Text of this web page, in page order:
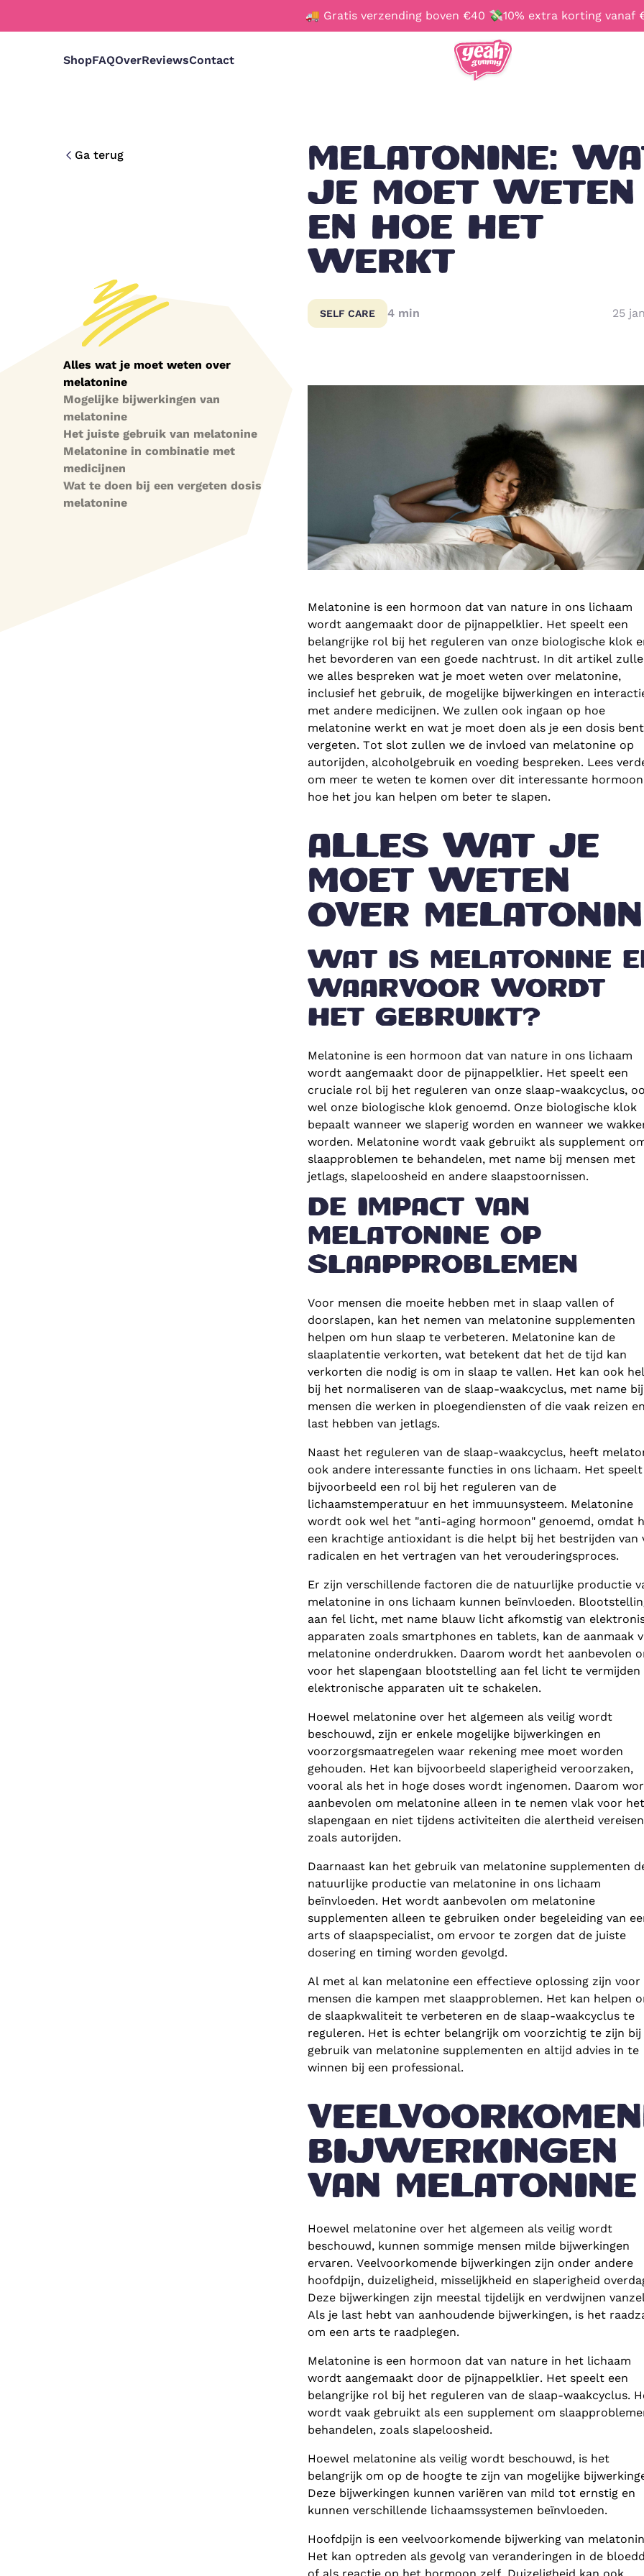
🚚 Gratis verzending boven €40 💸10% extra korting vanaf
ShopFAQOverReviewsContact
Ga terug
MELATONINE:
JE MOET WETEN
EN HOE HET
WERKT
SELF CARE 4 min 25
Alles wat je moet weten over
melatonine
Mogelijke bijwerkingen van
melatonine
Het juiste gebruik van melatonine
Melatonine in combinatie met
medicijnen
Wat te doen bij een vergeten dosis
melatonine
Melatonine is een hormoon dat van nature in ons lichaam
wordt aangemaakt door de pijnappelklier. Het speelt een
belangrijke rol bij het reguleren van onze biologische klok
het bevorderen van een goede nachtrust. In dit artikel
we alles bespreken wat je moet weten over melatonine,
inclusief het gebruik, de mogelijke bijwerkingen en
met andere medicijnen. We zullen ook ingaan op hoe
melatonine werkt en wat je moet doen als je een dosis bent
vergeten. Tot slot zullen we de invloed van melatonine op
autorijden, alcoholgebruik en voeding bespreken. Lees
om meer te weten te komen over dit interessante
hoe het jou kan helpen om beter te slapen.
ALLES WAT JE
MOET WETEN
OVER
WAT IS MELATONINE
WAARVOOR WORDT
HET GEBRUIKT?
Melatonine is een hormoon dat van nature in ons lichaam
wordt aangemaakt door de pijnappelklier. Het speelt een
cruciale rol bij het reguleren van onze slaap-waakcyclus,
wel onze biologische klok genoemd. Onze biologische klok
bepaalt wanneer we slaperig worden en wanneer we
worden. Melatonine wordt vaak gebruikt als supplement
slaapproblemen te behandelen, met name bij mensen met
jetlags, slapeloosheid en andere slaapstoornissen.
DE IMPACT VAN
MELATONINE OP
SLAAPPROBLEMEN
Voor mensen die moeite hebben met in slaap vallen of
doorslapen, kan het nemen van melatonine supplementen
helpen om hun slaap te verbeteren. Melatonine kan de
slaaplatentie verkorten, wat betekent dat het de tijd kan
verkorten die nodig is om in slaap te vallen. Het kan ook
bij het normaliseren van de slaap-waakcyclus, met name bij
mensen die werken in ploegendiensten of die vaak reizen en
last hebben van jetlags.
Naast het reguleren van de slaap-waakcyclus, heeft
ook andere interessante functies in ons lichaam. Het speelt
bijvoorbeeld een rol bij het reguleren van de
lichaamstemperatuur en het immuunsysteem. Melatonine
wordt ook wel het "anti-aging hormoon" genoemd, omdat
een krachtige antioxidant is die helpt bij het bestrijden van
radicalen en het vertragen van het verouderingsproces.
Er zijn verschillende factoren die de natuurlijke productie
melatonine in ons lichaam kunnen beïnvloeden.
aan fel licht, met name blauw licht afkomstig van
apparaten zoals smartphones en tablets, kan de aanmaak
melatonine onderdrukken. Daarom wordt het aanbevolen
voor het slapengaan blootstelling aan fel licht te vermijden
elektronische apparaten uit te schakelen.
Hoewel melatonine over het algemeen als veilig wordt
beschouwd, zijn er enkele mogelijke bijwerkingen en
voorzorgsmaatregelen waar rekening mee moet worden
gehouden. Het kan bijvoorbeeld slaperigheid veroorzaken,
vooral als het in hoge doses wordt ingenomen. Daarom
aanbevolen om melatonine alleen in te nemen vlak voor het
slapengaan en niet tijdens activiteiten die alertheid
zoals autorijden.
Daarnaast kan het gebruik van melatonine supplementen
natuurlijke productie van melatonine in ons lichaam
beïnvloeden. Het wordt aanbevolen om melatonine
supplementen alleen te gebruiken onder begeleiding van
arts of slaapspecialist, om ervoor te zorgen dat de juiste
dosering en timing worden gevolgd.
Al met al kan melatonine een effectieve oplossing zijn voor
mensen die kampen met slaapproblemen. Het kan helpen
de slaapkwaliteit te verbeteren en de slaap-waakcyclus te
reguleren. Het is echter belangrijk om voorzichtig te zijn
gebruik van melatonine supplementen en altijd advies in te
winnen bij een professional.
BIJWERKINGEN
VAN MELATONINE
Hoewel melatonine over het algemeen als veilig wordt
beschouwd, kunnen sommige mensen milde bijwerkingen
ervaren. Veelvoorkomende bijwerkingen zijn onder andere
hoofdpijn, duizeligheid, misselijkheid en slaperigheid
Deze bijwerkingen zijn meestal tijdelijk en verdwijnen
Als je last hebt van aanhoudende bijwerkingen, is het
om een arts te raadplegen.
Melatonine is een hormoon dat van nature in het lichaam
wordt aangemaakt door de pijnappelklier. Het speelt een
belangrijke rol bij het reguleren van de slaap-waakcyclus.
wordt vaak gebruikt als een supplement om
behandelen, zoals slapeloosheid.
Hoewel melatonine als veilig wordt beschouwd, is het
belangrijk om op de hoogte te zijn van mogelijke
Deze bijwerkingen kunnen variëren van mild tot ernstig en
kunnen verschillende lichaamssystemen beïnvloeden.
Hoofdpijn is een veelvoorkomende bijwerking van
Het kan optreden als gevolg van veranderingen in de
English Français